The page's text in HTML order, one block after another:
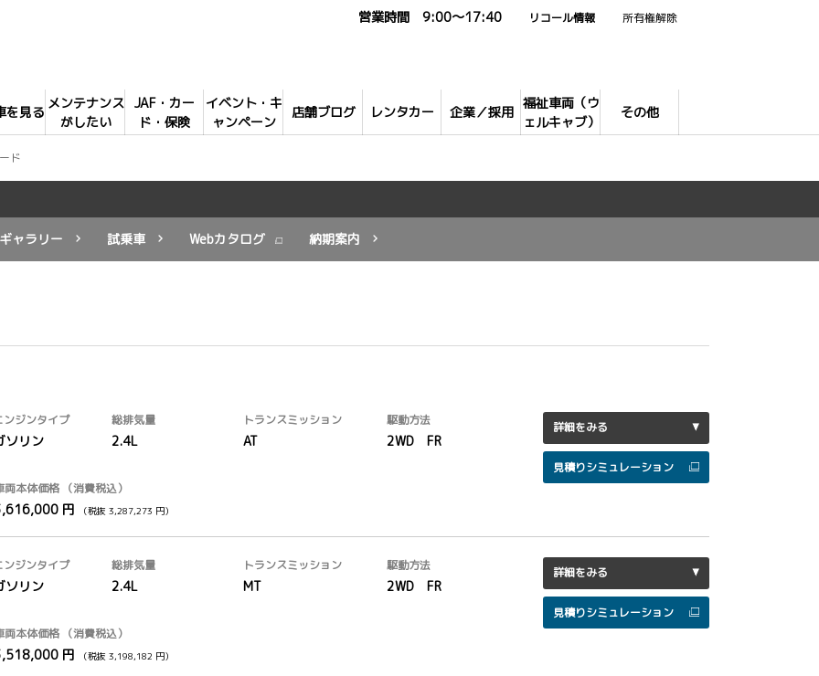
を見る
メンテナンス
がしたい
JAF・カー
ド・保険
イベント・キ
ャンペーン
店舗ブログ レンタカー 企業／採用
福祉車両（ウ
ェルキャブ）
その他
営業時間 9:00～17:40 リコール情報 所有権解除
ド
ギャラリー 試乗車 Webカタログ 納期案内
ンジンタイプ
ソリン
総排気量
2.4L
トランスミッション
AT
駆動方法
2WD FR
両本体価格 （消費税込）
円 （税抜 3,287,273 円）
詳細をみる
見積りシミュレーション
ンジンタイプ
ソリン
総排気量
2.4L
トランスミッション
MT
駆動方法
2WD FR
両本体価格 （消費税込）
円 （税抜 3,198,182 円）
詳細をみる
見積りシミュレーション